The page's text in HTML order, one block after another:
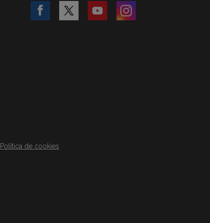
Política de cookies